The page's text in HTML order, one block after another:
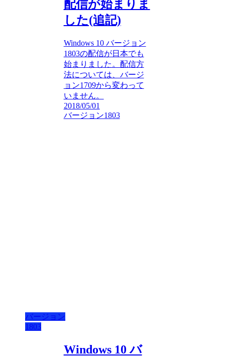
配信が始まりま
した(追記)
Windows 10 バージョン
1803の配信が日本でも
始まりました。配信方
法については、バージ
ョン1709から変わって
いません。
2018/05/01
バージョン1803
バージョン
1803
Windows 10 バ